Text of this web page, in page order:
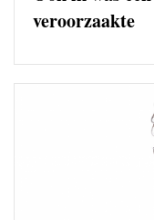
veroorzaakte